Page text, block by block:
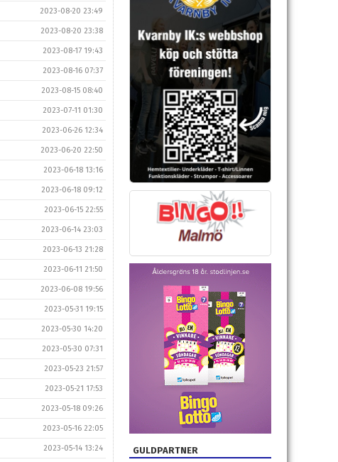
2023-08-20 23:49
2023-08-20 23:38
2023-08-17 19:43
2023-08-16 07:37
2023-08-15 08:40
2023-07-11 01:30
2023-06-26 12:34
2023-06-20 22:50
2023-06-18 13:16
2023-06-18 09:12
2023-06-15 22:55
2023-06-14 23:03
2023-06-13 21:28
2023-06-11 21:50
2023-06-08 19:56
2023-05-31 19:15
2023-05-30 14:20
2023-05-30 07:31
2023-05-23 21:57
2023-05-21 17:53
2023-05-18 09:26
2023-05-16 22:05
2023-05-14 13:24 GULDPARTNER